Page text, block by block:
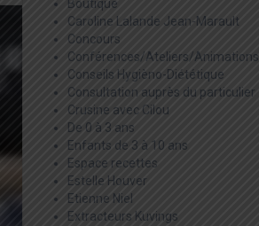
Boutique
Caroline Lalande Jean-Marault
Concours
Conférences/Ateliers/Animations
Conseils Hygièno-Diététique
Consultation auprès du particulier
Crusine avec Cilou
De 0 à 3 ans
Enfants de 3 à 10 ans
Espace recettes
Estelle Houver
Etienne Niel
Extracteurs Kuvings